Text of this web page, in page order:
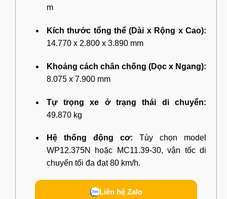
m
Kích thước tổng thể (Dài x Rộng x Cao):
14.770 x 2.800 x 3.890 mm
Khoảng cách chân chống (Dọc x Ngang):
8.075 x 7.900 mm
Tự trọng xe ở trạng thái di chuyển:
49.870 kg
Hệ thống động cơ: Tùy chọn model
WP12.375N hoặc MC11.39-30, vận tốc di
chuyển tối đa đạt 80 km/h.
Liên hệ Zalo